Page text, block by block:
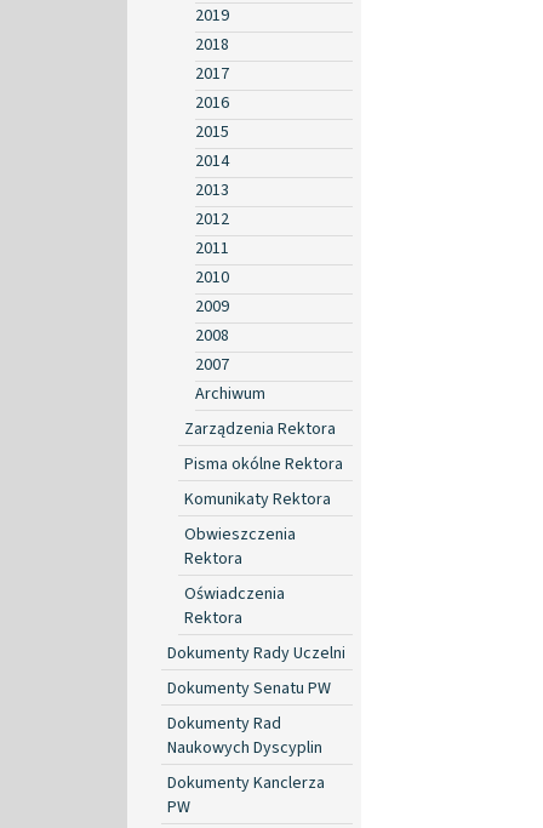
2019
2018
2017
2016
2015
2014
2013
2012
2011
2010
2009
2008
2007
Archiwum
Zarządzenia Rektora
Pisma okólne Rektora
Komunikaty Rektora
Obwieszczenia
Rektora
Oświadczenia
Rektora
Dokumenty Rady Uczelni
Dokumenty Senatu PW
Dokumenty Rad
Naukowych Dyscyplin
Dokumenty Kanclerza
PW